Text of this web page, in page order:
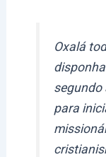
Oxalá
segundo
para